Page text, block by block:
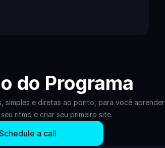
do Programa
simples e diretas ao ponto, para você aprender
ritmo e criar seu primeiro site.
a call
a call